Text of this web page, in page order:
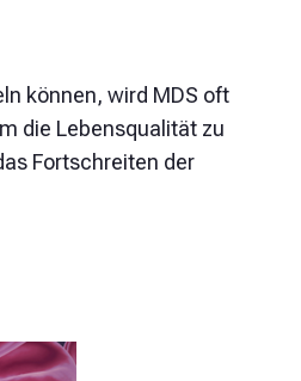
können, wird MDS oft
die Lebensqualität zu
Fortschreiten der